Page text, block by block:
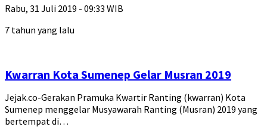
Rabu, 31 Juli 2019 - 09:33 WIB
7 tahun yang lalu
Kwarran Kota Sumenep Gelar Musran 2019
Jejak.co-Gerakan Pramuka Kwartir Ranting (kwarran) Kota
Sumenep menggelar Musyawarah Ranting (Musran) 2019 yang
bertempat di…